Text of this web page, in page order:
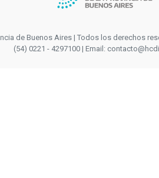
de Buenos Aires | Todos los derechos
(54) 0221 - 4297100 | Email: